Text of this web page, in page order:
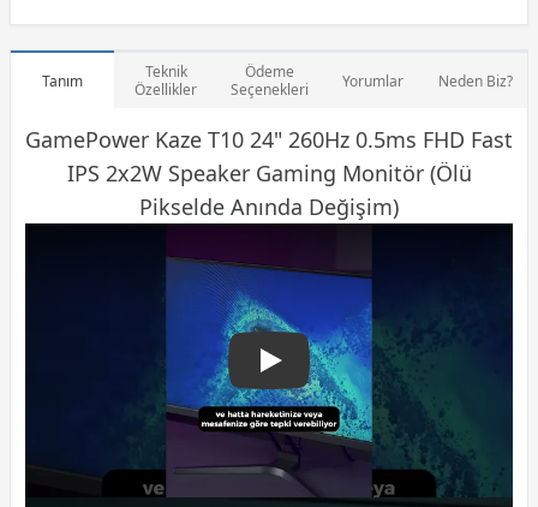
Tanım
Teknik
Özellikler
Ödeme
Seçenekleri
Yorumlar Neden Biz?
GamePower Kaze T10 24" 260Hz 0.5ms FHD Fast
IPS 2x2W Speaker Gaming Monitör(Ölü
Pikselde Anında Değişim)
GamePower Kaze T10